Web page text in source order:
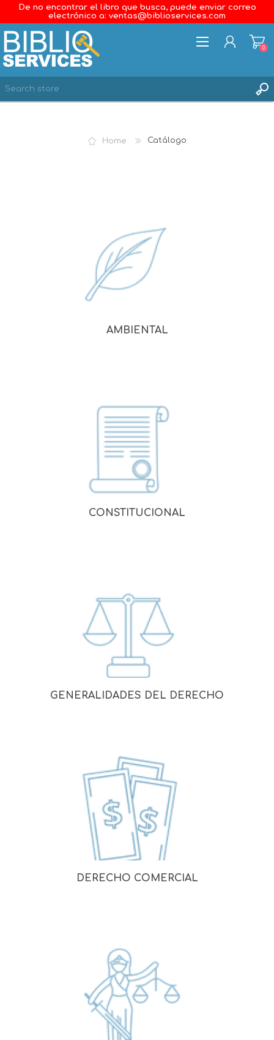
De no encontrar el libro que busca, puede enviar correo
electrónico a: ventas@biblioservices.com
0
Home Catálogo
AMBIENTAL
CONSTITUCIONAL
GENERALIDADES DEL DERECHO
DERECHO COMERCIAL